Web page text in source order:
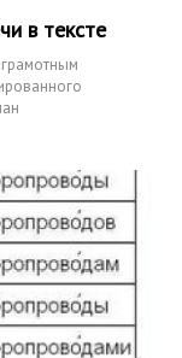
в тексте